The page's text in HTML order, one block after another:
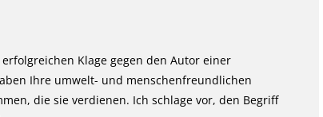
Klage gegen den Autor einer
Ihre umwelt- und menschenfreundlichen
die sie verdienen. Ich schlage vor, den Begriff